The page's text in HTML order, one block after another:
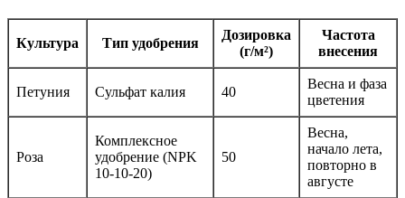
Культура Тип удобрения
Дозировка
(г/м²)
Частота
внесения
Петуния Сульфат калия 40
Весна и фаза
цветения
Роза
Комплексное
удобрение (NPK
10-10-20)
50
Весна,
начало лета,
повторно в
августе